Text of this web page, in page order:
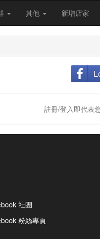
其他 新增店家
註冊/登入即代表
社團
粉絲專頁